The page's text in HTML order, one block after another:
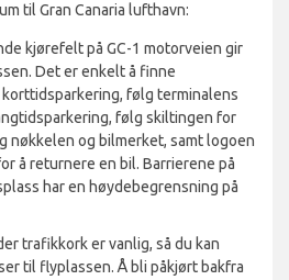
til Gran Canaria lufthavn:
kjørefelt på GC-1 motorveien gir
Det er enkelt å finne
følg terminalens
følg skiltingen for
nøkkelen og bilmerket, samt logoen
å returnere en bil. Barrierene på
har en høydebegrensning på
trafikkork er vanlig, så du kan
til flyplassen. Å bli påkjørt bakfra